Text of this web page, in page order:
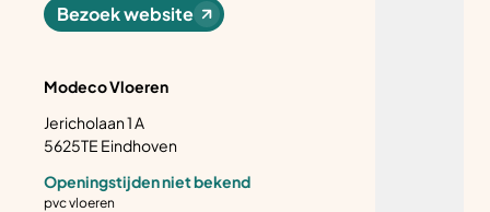
Bezoek website
Modeco Vloeren
Jericholaan 1 A
5625TE Eindhoven
Openingstijden niet bekend
pvc vloeren